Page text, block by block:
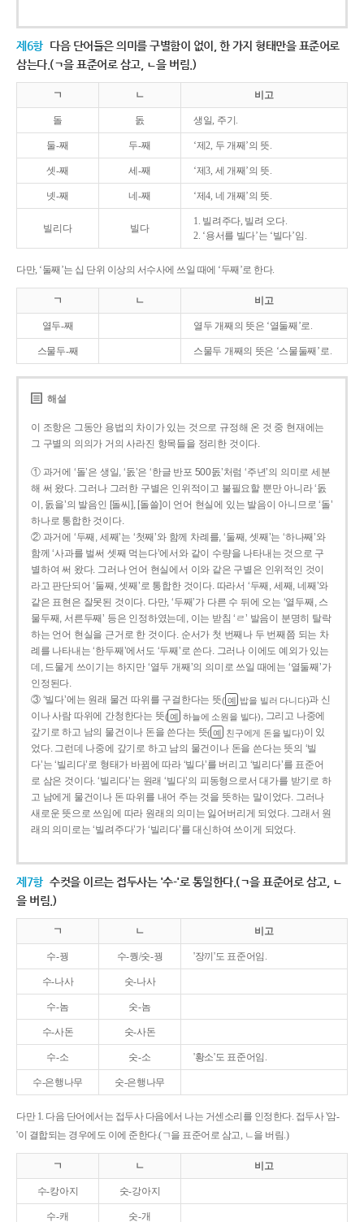
제6항 다음 단어들은 의미를 구별함이 없이, 한 가지 형태만을 표준어로
삼는다.(ㄱ을 표준어로 삼고, ㄴ을 버림.)
ㄱ ㄴ 비고
돌 돐 생일, 주기.
둘-째 두-째 ‘제2, 두 개째’의 뜻.
셋-째 세-째 ‘제3, 세 개째’의 뜻.
넷-째 네-째 ‘제4, 네 개째’의 뜻.
빌리다 빌다
1. 빌려주다, 빌려 오다.
2. ‘용서를 빌다’는 ‘빌다’임.
다만, ‘둘째’는 십 단위 이상의 서수사에 쓰일 때에 ‘두째’로 한다.
ㄱ ㄴ 비고
열두-째 열두 개째의 뜻은 ‘열둘째’로.
스물두-째 스물두 개째의 뜻은 ‘스물둘째’로.
해설
이 조항은 그동안 용법의 차이가 있는 것으로 규정해 온 것 중 현재에는
그 구별의 의의가 거의 사라진 항목들을 정리한 것이다.
① 과거에 ‘돌’은 생일, ‘돐’은 ‘한글 반포 500돐’처럼 ‘주년’의 의미로 세분
해 써 왔다. 그러나 그러한 구별은 인위적이고 불필요할 뿐만 아니라 ‘돐
이, 돐을’의 발음인 [돌씨], [돌쓸]이 언어 현실에 있는 발음이 아니므로 ‘돌’
하나로 통합한 것이다.
② 과거에 ‘두째, 세째’는 ‘첫째’와 함께 차례를, ‘둘째, 셋째’는 ‘하나째’와
함께 ‘사과를 벌써 셋째 먹는다’에서와 같이 수량을 나타내는 것으로 구
별하여 써 왔다. 그러나 언어 현실에서 이와 같은 구별은 인위적인 것이
라고 판단되어 ‘둘째, 셋째’로 통합한 것이다. 따라서 ‘두째, 세째, 네째’와
같은 표현은 잘못된 것이다. 다만, ‘두째’가 다른 수 뒤에 오는 ‘열두째, 스
물두째, 서른두째’ 등은 인정하였는데, 이는 받침 ‘ㄹ’ 발음이 분명히 탈락
하는 언어 현실을 근거로 한 것이다. 순서가 첫 번째나 두 번째쯤 되는 차
례를 나타내는 ‘한두째’에서도 ‘두째’로 쓴다. 그러나 이에도 예외가 있는
데, 드물게 쓰이기는 하지만 ‘열두 개째’의 의미로 쓰일 때에는 ‘열둘째’가
인정된다.
③ ‘빌다’에는 원래 물건 따위를 구걸한다는 뜻( 예 밥을 빌러 다니다)과 신
이나 사람 따위에 간청한다는 뜻( 예 하늘에 소원을 빌다), 그리고 나중에
갚기로 하고 남의 물건이나 돈을 쓴다는 뜻( 예 친구에게 돈을 빌다)이 있
었다. 그런데 나중에 갚기로 하고 남의 물건이나 돈을 쓴다는 뜻의 ‘빌
다’는 ‘빌리다’로 형태가 바뀜에 따라 ‘빌다’를 버리고 ‘빌리다’를 표준어
로 삼은 것이다. ‘빌리다’는 원래 ‘빌다’의 피동형으로서 대가를 받기로 하
고 남에게 물건이나 돈 따위를 내어 주는 것을 뜻하는 말이었다. 그러나
새로운 뜻으로 쓰임에 따라 원래의 의미는 잃어버리게 되었다. 그래서 원
래의 의미로는 ‘빌려주다’가 ‘빌리다’를 대신하여 쓰이게 되었다.
제7항 수컷을 이르는 접두사는 '수-'로 통일한다.(ㄱ을 표준어로 삼고, ㄴ
을 버림.)
ㄱ ㄴ 비고
수-꿩 수-퀑/숫-꿩 '장끼'도 표준어임.
수-나사 숫-나사
수-놈 숫-놈
수-사돈 숫-사돈
수-소 숫-소 '황소'도 표준어임.
수-은행나무 숫-은행나무
다만 1. 다음 단어에서는 접두사 다음에서 나는 거센소리를 인정한다. 접두사 '암-
'이 결합되는 경우에도 이에 준한다.(ㄱ을 표준어로 삼고, ㄴ을 버림.)
ㄱ ㄴ 비고
수-캉아지 숫-강아지
수-캐 숫-개